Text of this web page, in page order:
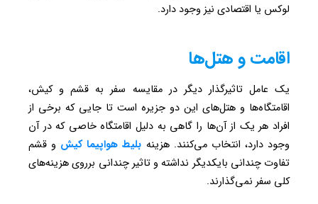
لوکس یا اقتصادی نیز وجود دارد.
اقامت و هتل‌ها
یک عامل تاثیرگذار دیگر در مقایسه سفر به قشم و کیش،
اقامتگاه‌ها و هتل‌های این دو جزیره است تا جایی که برخی از
افراد هر یک از آن‌ها را گاهی به دلیل اقامتگاه خاصی که در آن
وجود دارد، انتخاب می‌کنند. هزینه بلیط هواپیما کیش و قشم
تفاوت چندانی بایکدیگر نداشته و تاثیر چندانی برروی هزینه‌های
کلی سفر نمی‌گذارند.